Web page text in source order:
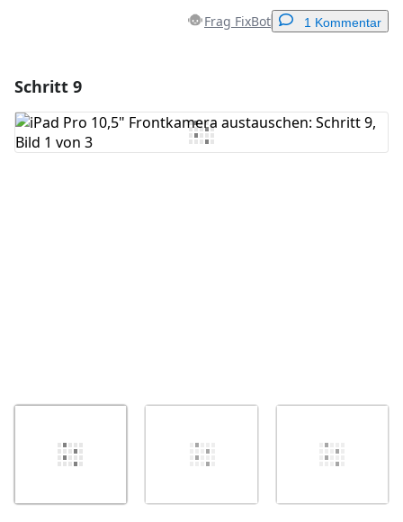
Frag FixBot 1 Kommentar
Kommentar hinzufügen
Schritt 9